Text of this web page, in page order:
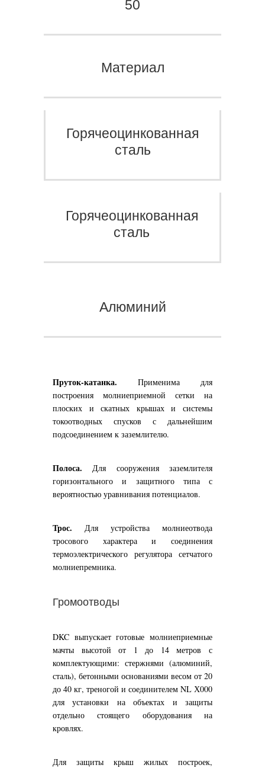
50
Материал
Горячеоцинкованная
сталь
Горячеоцинкованная
сталь
Алюминий
Пруток-катанка. Применима для
построения молниеприемной сетки на
плоских и скатных крышах и системы
токоотводных спусков с дальнейшим
подсоединением к заземлителю.
Полоса. Для сооружения заземлителя
горизонтального и защитного типа с
вероятностью уравнивания потенциалов.
Трос. Для устройства молниеотвода
тросового характера и соединения
термоэлектрического регулятора сетчатого
молниепремника.
Громоотводы
DKC выпускает готовые молниеприемные
мачты высотой от 1 до 14 метров с
комплектующими: стержнями (алюминий,
сталь), бетонными основаниями весом от 20
до 40 кг, треногой и соединителем NL Х000
для установки на объектах и защиты
отдельно стоящего оборудования на
кровлях.
Для защиты крыш жилых построек,